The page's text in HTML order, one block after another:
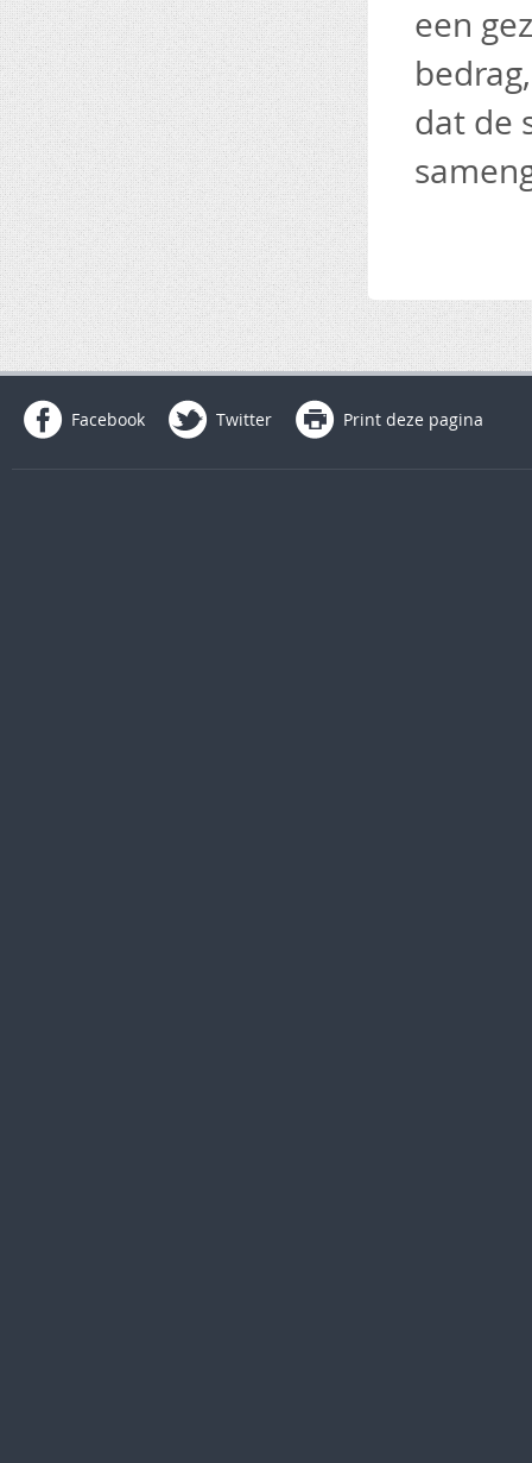
een
dat de
Facebook Twitter Print deze pagina